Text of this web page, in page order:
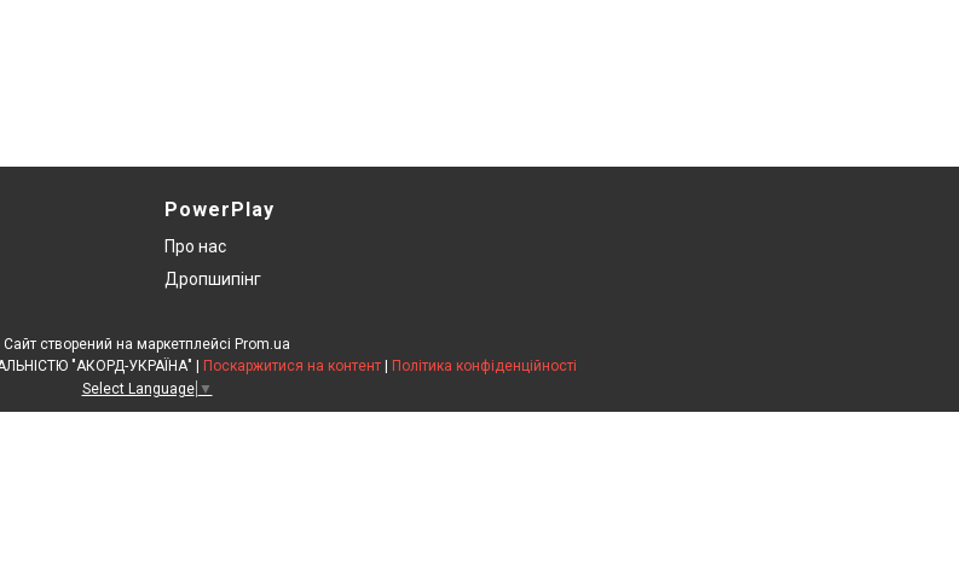
PowerPlay
Про нас
Дропшипінг
Сайт створений на маркетплейсі Prom.ua
Поскаржитися на контент
Політика конфіденційності
Select Language ▼